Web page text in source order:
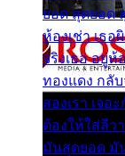
ยอด สุดยอด
ห้องเช่า เธอ
จริงเธอ อยู่ห้
ทองแดง กลั
สองเรา เจอ
ต้องให้ใส่ลีว
มันสุดยอด มั